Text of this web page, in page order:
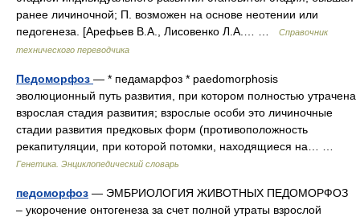
ранее личиночной; П. возможен на основе неотении или
педогенеза. [Арефьев В.А., Лисовенко Л.А.… …
Справочник
технического переводчика
Педоморфоз — * педамарфоз * paedomorphosis
эволюционный путь развития, при котором полностью утрачена
взрослая стадия развития; взрослые особи это личиночные
стадии развития предковых форм (противоположность
рекапитуляции, при которой потомки, находящиеся на… …
Генетика. Энциклопедический словарь
педоморфоз — ЭМБРИОЛОГИЯ ЖИВОТНЫХ ПЕДОМОРФОЗ
– укорочение онтогенеза за счет полной утраты взрослой